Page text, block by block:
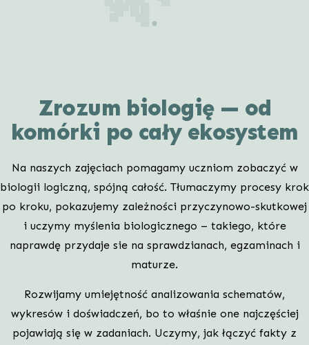
Zrozum biologię — od
komórki po cały ekosystem
Na naszych zajęciach pomagamy uczniom zobaczyć w
biologii logiczną, spójną całość. Tłumaczymy procesy krok
po kroku, pokazujemy zależności przyczynowo-skutkowej
i uczymy myślenia biologicznego – takiego, które
naprawdę przydaje sie na sprawdzianach, egzaminach i
maturze.
Rozwijamy umiejętność analizowania schematów,
wykresów i doświadczeń, bo to właśnie one najczęściej
pojawiają się w zadaniach. Uczymy, jak łączyć fakty z